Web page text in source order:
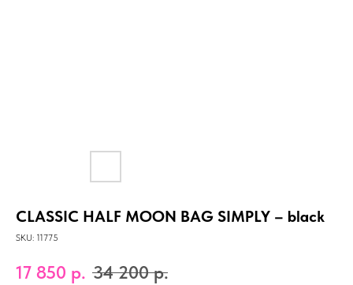
CLASSIC HALF MOON BAG SIMPLY – black
SKU: 11775
17 850 р. 34 200 р.